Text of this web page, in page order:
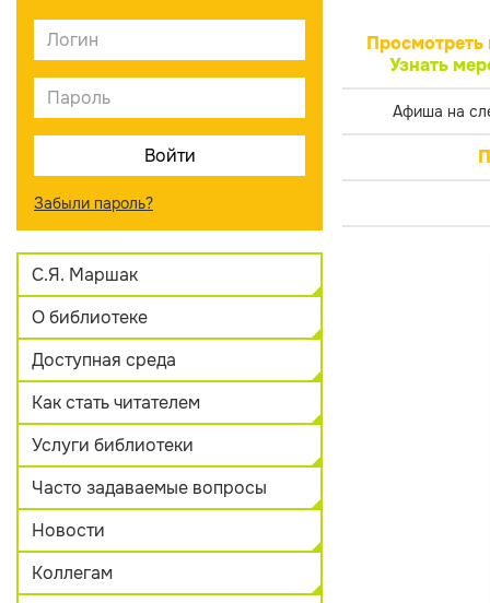
Забыли пароль?
С.Я. Маршак
О библиотеке
Доступная среда
Как стать читателем
Услуги библиотеки
Часто задаваемые вопросы
Новости
Коллегам
Просмотреть
Узнать
Афиша на